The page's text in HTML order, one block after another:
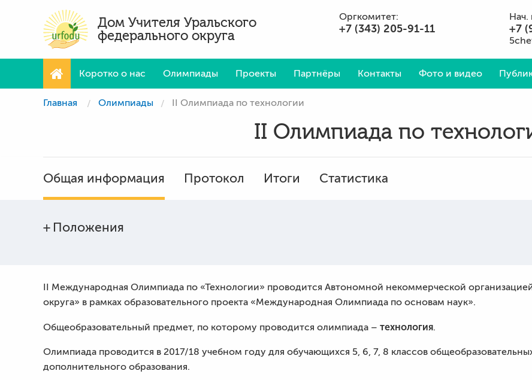
Дом Учителя Уральского
федерального округа
Оргкомитет: Нач.
+7 (343) 205-91-11 +7
Коротко о нас Олимпиады Проекты Партнёры Контакты Фото и видео
Вопросы и ответы
Главная Олимпиады II Олимпиада по технологии
II Олимпиада по
Общая информация Протокол Итоги Статистика
Положения
II Международная Олимпиада по «Технологии» проводится Автономной некоммерческой
округа» в рамках образовательного проекта «Международная Олимпиада по основам наук».
Общеобразовательный предмет, по которому проводится олимпиада – технология.
Олимпиада проводится в 2017/18 учебном году для обучающихся 5, 6, 7, 8 классов
дополнительного образования.